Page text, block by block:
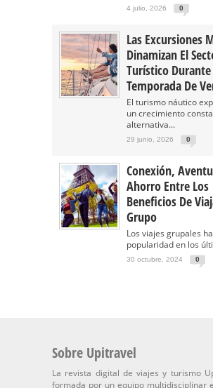
4 julio, 2026 0
Las Excursiones
Dinamizan El
Turístico Durante
Temporada De
El turismo náutico
un crecimiento
alternativa...
29 junio, 2026 0
Conexión,
Ahorro Entre Los
Beneficios De
Grupo
Los viajes grupales
popularidad en los
30 octubre, 2024 0
Sobre Upitravel
La revista digital de viajes y turismo
formada por un equipo multidisciplinar